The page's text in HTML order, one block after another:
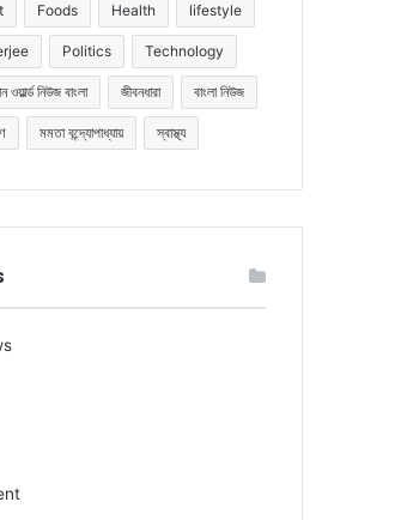
Foods Health lifestyle
Politics Technology
ওয়ার্ল্ড নিউজ বাংলা জীবনধারা বাংলা নিউজ
মমতা বন্দ্যোপাধ্যায় স্বাস্থ্য